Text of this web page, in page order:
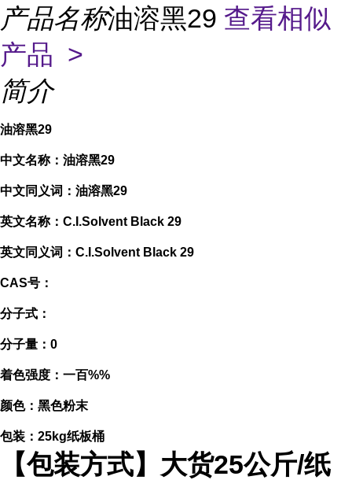
产品名称油溶黑29 查看相似
产品 >
简介
油溶黑29
中文名称：油溶黑29
中文同义词：油溶黑29
英文名称：C.I.Solvent Black 29
英文同义词：C.I.Solvent Black 29
CAS号：
分子式：
分子量：0
着色强度：一百%%
颜色：黑色粉末
包装：25kg纸板桶
【包装方式】大货25公斤/纸